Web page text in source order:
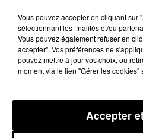
13 février 2024 - 1 min 14 sec
L'AGENDA DU GERS
Vous pouvez accepter en cliquant sur
sélectionnant les finalités et/ou
Vous pouvez également refuser en
accepter". Vos préférences ne
pouvez mettre à jour vos choix, ou
moment via le lien "Gérer les
Accepter